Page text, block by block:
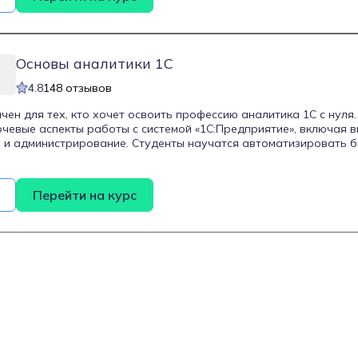
Он ориентирован как на новичков, так и на
и аналитики, которые хотят углубить свои
Основы аналитики 1C
4.8148 отзывов
для тех, кто хочет освоить профессию аналитика 1С с
аспекты работы с системой «1С:Предприятие», включая
администрирование. Студенты научатся автоматизировать
Group и сертифицирован фирмой 1С, что подтверждает
стандартам.
Перейти на курс